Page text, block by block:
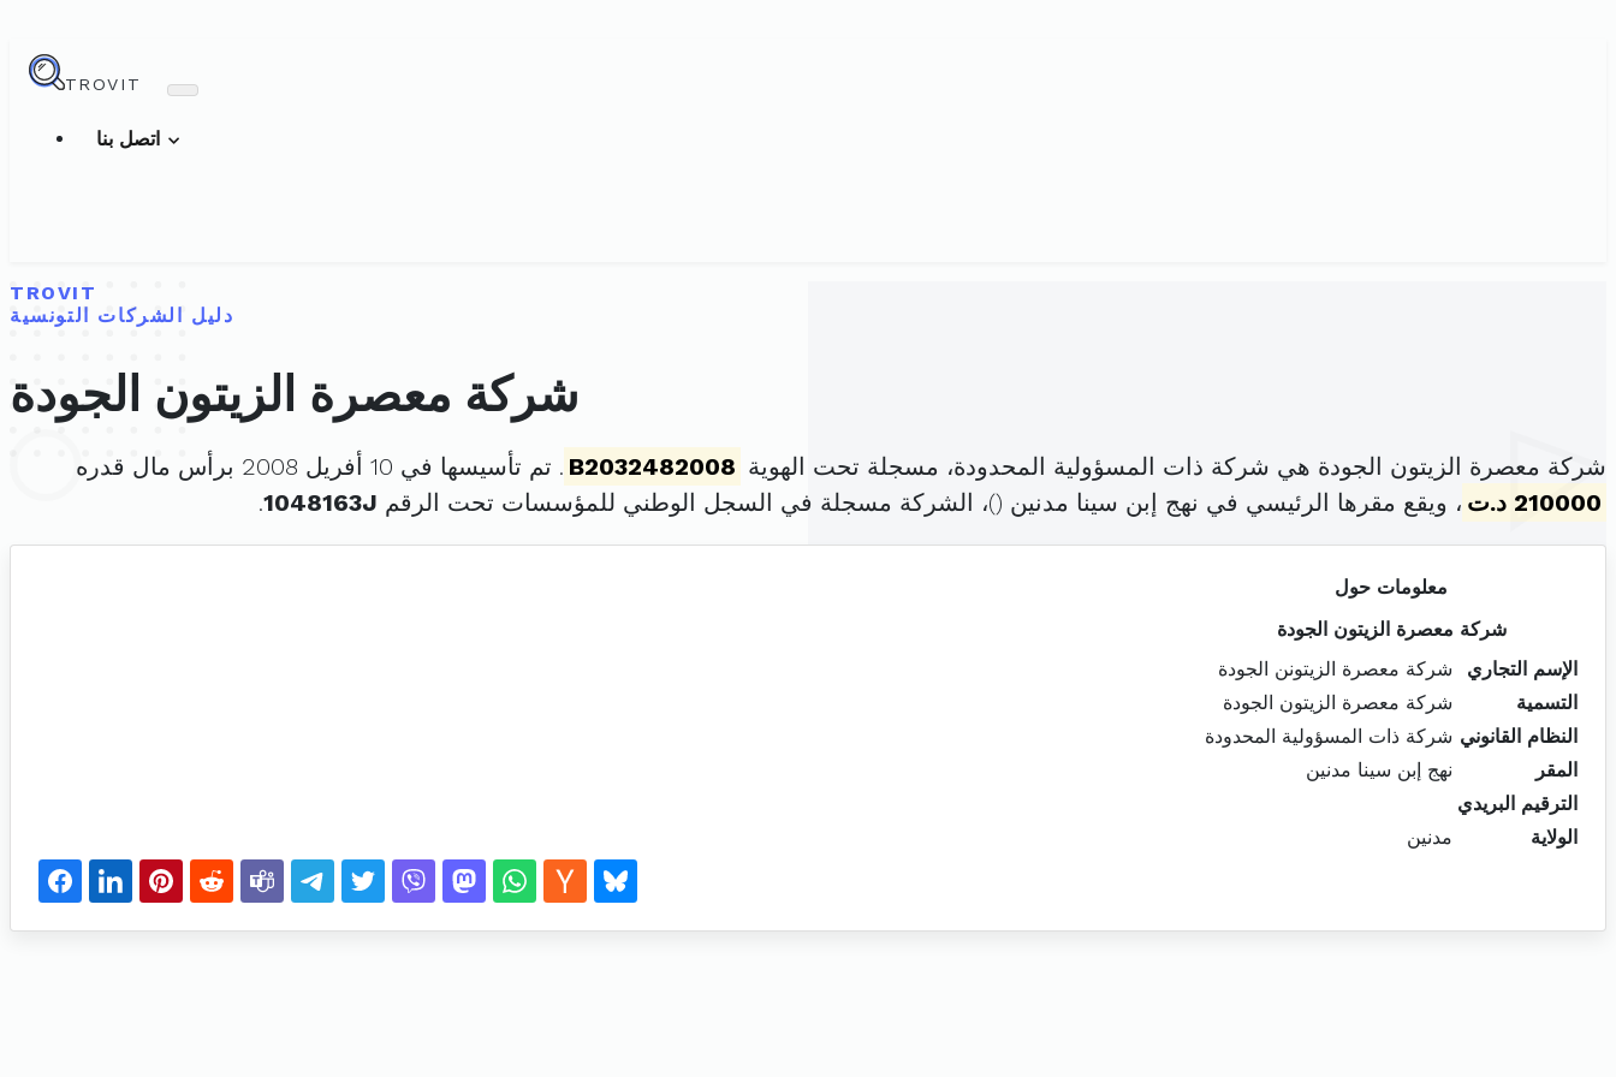
TROVIT
TROVIT
دليل الشركات التونسية
شركة معصرة الزيتون الجودة
شركة معصرة الزيتون الجودة هي شركة ذات المسؤولية المحدودة، مسجلة تحت الهوية B2032482008 . تم تأسيسها في 10 أفريل 2008 برأس مال قدره
210000 د.ت
، ويقع مقرها الرئيسي في نهج إبن سينا مدنين ()، الشركة مسجلة في السجل الوطني للمؤسسات تحت الرقم 1048163J
.
معلومات حول
شركة معصرة الزيتون الجودة
الإسم التجاري
شركة معصرة الزيتونن الجودة
التسمية
شركة معصرة الزيتون الجودة
النظام القانوني شركة ذات المسؤولية المحدودة
المقر
نهج إبن سينا مدنين
الترقيم البريدي
الولاية
مدنين